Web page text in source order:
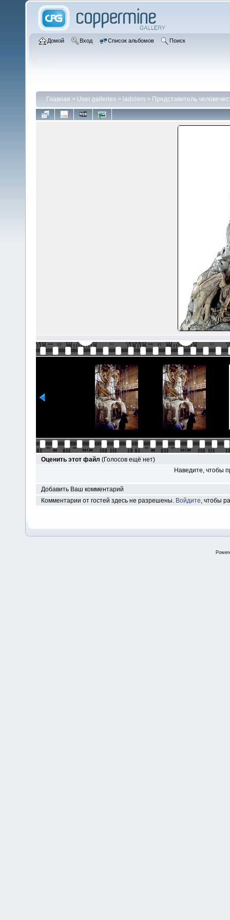
Домой Вход Список альбомов Поиск
Главная > User galleries > ladolem > Представитель
Оценить этот файл (Голосов ещё нет)
Наведите, чтобы
Добавить Ваш комментарий
Комментарии от гостей здесь не разрешены. Войдите, чтобы